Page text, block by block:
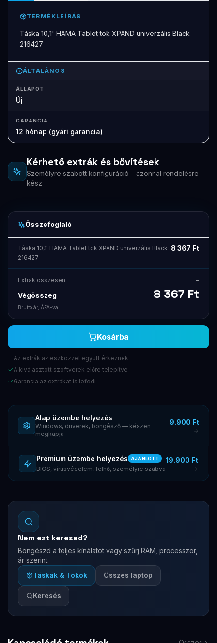
TERMÉKLEÍRÁS
Táska 10,1' HAMA Tablet tok XPAND univerzális Black
216427
ÁLTALÁNOS
ÁLLAPOT
Új
GARANCIA
12 hónap (gyári garancia)
Kérhető extrák és bővítések
Személyre szabott konfiguráció – azonnal rendelésre
kész
Összefoglaló
Táska 10,1' HAMA Tablet tok XPAND univerzális Black
216427
8 367 Ft
Extrák összesen –
Végösszeg 8 367 Ft
Bruttó ár, ÁFA-val
Kosárba
Az extrák az eszközzel együtt érkeznek
A kiválasztott szoftverek előre telepítve
Garancia az extrákat is lefedi
Alap üzembe helyezés
Windows, driverek, böngésző — készen
megkapja
9.900 Ft
Prémium üzembe helyezés AJÁNLOTT
BIOS, vírusvédelem, felhő, személyre szabva
19.900 Ft
Nem ezt keresed?
Böngészd a teljes kínálatot vagy szűrj RAM, processzor,
ár szerint.
Táskák & Tokok
Összes laptop
Keresés